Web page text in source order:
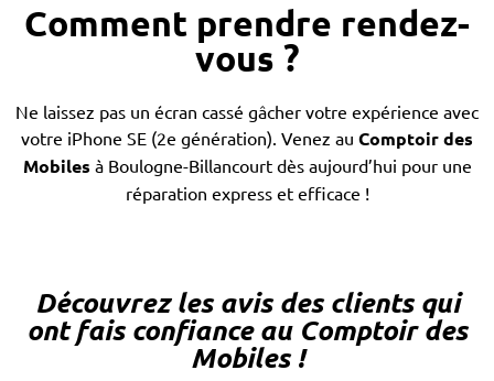
DE LA
BATTERIE
RÉPARATION
DU
PORT
DE
RÉPARATION
DES
BOUTONS
RÉPARATION
DES
HAUT-
PARLEURS
RÉPARATION
DE
L'APPAREIL
PHOTO
Comment prendre rendez-
vous ?
Ne laissez pas un écran cassé gâcher votre expérience avec
votre iPhone SE (2e génération). Venez au Comptoir des
Mobiles à Boulogne-Billancourt dès aujourd’hui pour une
réparation express et efficace !
Découvrez les avis des clients qui
ont fais confiance au Comptoir des
Mobiles !